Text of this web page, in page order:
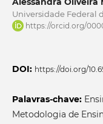
Universidade Federal
https://orcid.org/
DOI: https://doi.org/
Palavras-chave:
Metodologia de